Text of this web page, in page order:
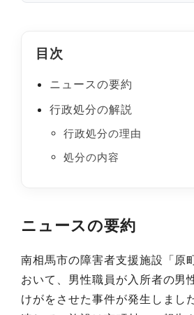
目次
ニュースの要約
行政処分の解説
行政処分の理由
処分の内容
ニュースの要約
南相馬市の障害者支援施設「原
おいて、男性職員が入所者の男
けがをさせた事件が発生しまし